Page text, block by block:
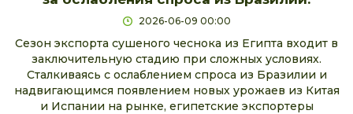
2026-06-09 00:00
Сезон экспорта сушеного чеснока из Египта входит в
заключительную стадию при сложных условиях.
Сталкиваясь с ослаблением спроса из Бразилии и
надвигающимся появлением новых урожаев из Китая
и Испании на рынке, египетские экспортеры